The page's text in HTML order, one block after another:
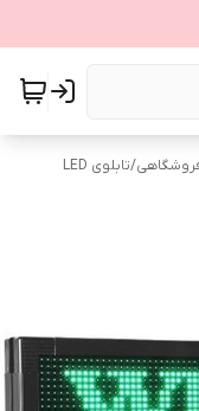
/تابلوی LED